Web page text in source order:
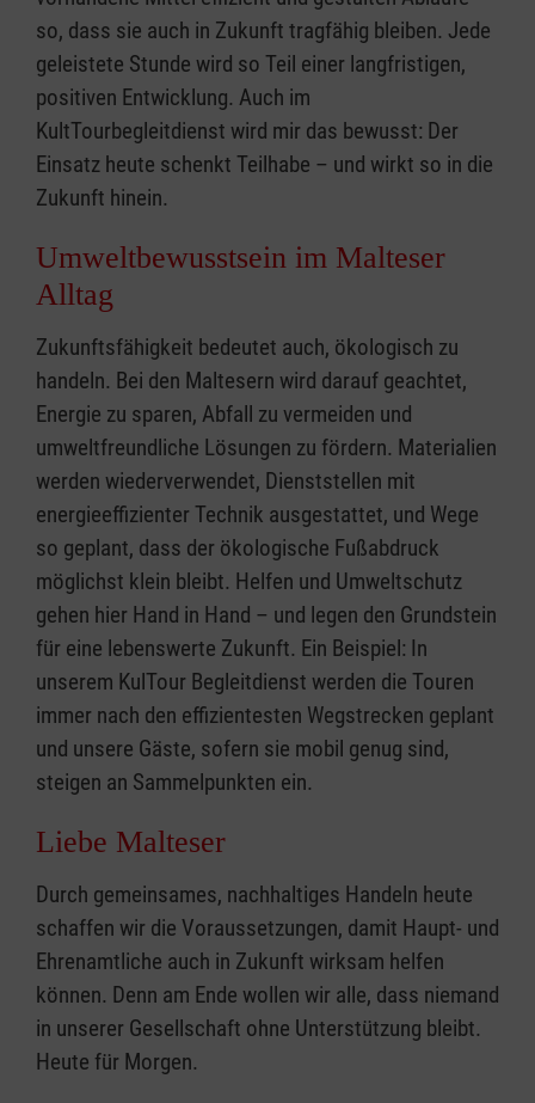
so, dass sie auch in Zukunft tragfähig bleiben. Jede
geleistete Stunde wird so Teil einer langfristigen,
positiven Entwicklung. Auch im
KultTourbegleitdienst wird mir das bewusst: Der
Einsatz heute schenkt Teilhabe – und wirkt so in die
Zukunft hinein.
Umweltbewusstsein im Malteser
Alltag
Zukunftsfähigkeit bedeutet auch, ökologisch zu
handeln. Bei den Maltesern wird darauf geachtet,
Energie zu sparen, Abfall zu vermeiden und
umweltfreundliche Lösungen zu fördern. Materialien
werden wiederverwendet, Dienststellen mit
energieeffizienter Technik ausgestattet, und Wege
so geplant, dass der ökologische Fußabdruck
möglichst klein bleibt. Helfen und Umweltschutz
gehen hier Hand in Hand – und legen den Grundstein
für eine lebenswerte Zukunft. Ein Beispiel: In
unserem KulTour Begleitdienst werden die Touren
immer nach den effizientesten Wegstrecken geplant
und unsere Gäste, sofern sie mobil genug sind,
steigen an Sammelpunkten ein.
Liebe Malteser
Durch gemeinsames, nachhaltiges Handeln heute
schaffen wir die Voraussetzungen, damit Haupt- und
Ehrenamtliche auch in Zukunft wirksam helfen
können. Denn am Ende wollen wir alle, dass niemand
in unserer Gesellschaft ohne Unterstützung bleibt.
Heute für Morgen.